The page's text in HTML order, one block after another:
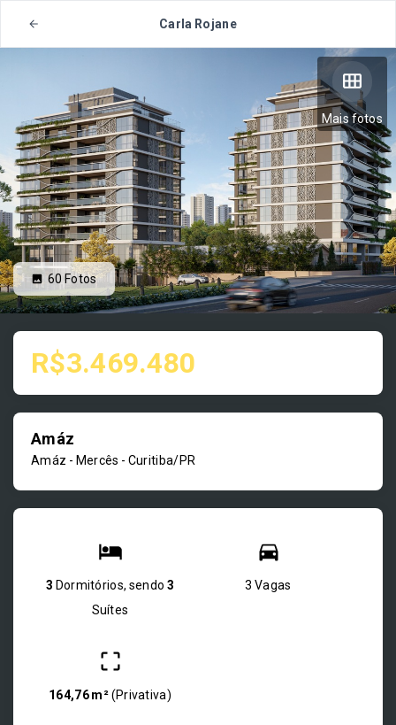
Carla Rojane
Mais fotos
60 Fotos
R$3.469.480
Amáz
Amáz - Mercês - Curitiba/PR
3 Dormitórios, sendo 3
Suítes
3 Vagas
164,76 m²(Privativa)